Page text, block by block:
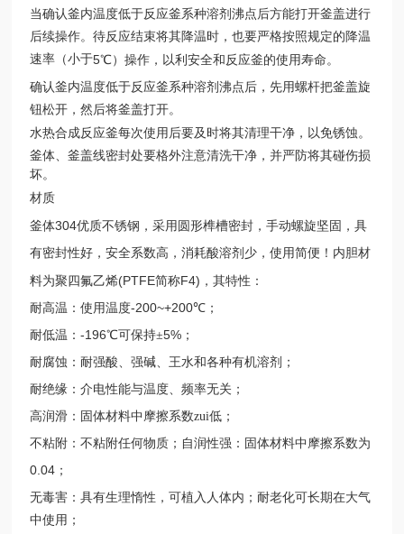
当确认釜内温度低于反应釜系种溶剂沸点后方能打开釜盖进行
后续操作。待反应结束将其降温时，也要严格按照规定的降温
速率（小于5℃）操作，以利安全和反应釜的使用寿命。
确认釜内温度低于反应釜系种溶剂沸点后，先用螺杆把釜盖旋
钮松开，然后将釜盖打开。
水热合成反应釜每次使用后要及时将其清理干净，以免锈蚀。
釜体、釜盖线密封处要格外注意清洗干净，并严防将其碰伤损
坏。
材质
釜体304优质不锈钢，采用圆形榫槽密封，手动螺旋坚固，具
有密封性好，安全系数高，消耗酸溶剂少，使用简便！内胆材
料为聚四氟乙烯(PTFE简称F4) ，其特性：
耐高温：使用温度-200~+200℃；
耐低温：-196℃可保持±5% ；
耐腐蚀：耐强酸、强碱、王水和各种有机溶剂；
耐绝缘：介电性能与温度、频率无关；
高润滑：固体材料中摩擦系数zui低；
不粘附：不粘附任何物质；自润性强：固体材料中摩擦系数为
0.04 ；
无毒害：具有生理惰性，可植入人体内；耐老化可长期在大气
中使用；